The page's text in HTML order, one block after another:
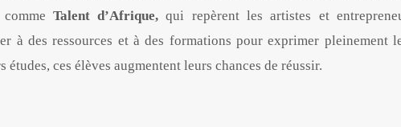
Talent d’Afrique, qui repèrent les artistes et
à des ressources et à des formations pour exprimer pleinement
ces élèves augmentent leurs chances de réussir.